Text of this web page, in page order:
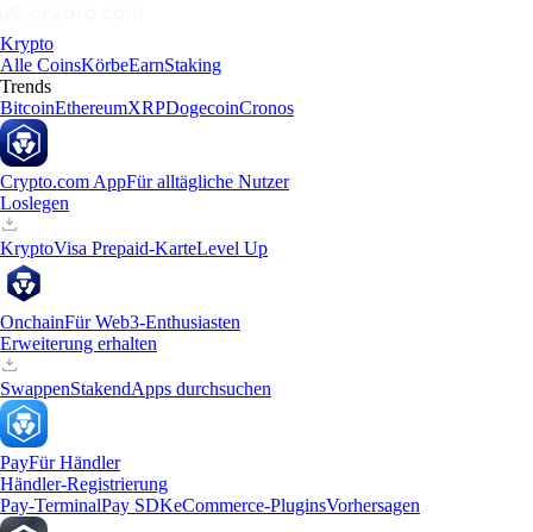
Krypto
Alle CoinsKörbeEarnStaking
Trends
BitcoinEthereumXRPDogecoinCronos
Crypto.com AppFür alltägliche Nutzer
Loslegen
KryptoVisa Prepaid-KarteLevel Up
OnchainFür Web3-Enthusiasten
Erweiterung erhalten
SwappenStakendApps durchsuchen
PayFür Händler
Händler-Registrierung
Pay-TerminalPay SDKeCommerce-PluginsVorhersagen